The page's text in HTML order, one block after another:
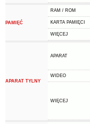
PAMIĘĆ
RAM / ROM
KARTA PAMIĘCI
WIĘCEJ
APARAT TYLNY
APARAT
WIDEO
WIĘCEJ